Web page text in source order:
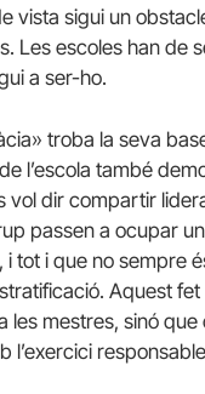
vista sigui un
Les escoles han de
a ser-ho.
troba la seva
l’escola també
vol dir compartir
passen a ocupar
tot i que no sempre
Aquest
les mestres, sinó
l’exercici